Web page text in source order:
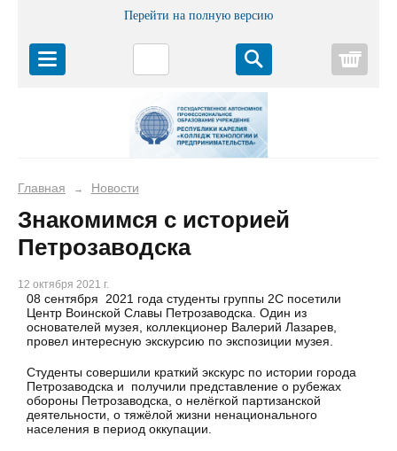
Перейти на полную версию
Главная → Новости
Знакомимся с историей
Петрозаводска
12 октября 2021 г.
08 сентября 2021 года студенты группы 2С посетили
Центр Воинской Славы Петрозаводска. Один из
основателей музея, коллекционер Валерий Лазарев,
провел интересную экскурсию по экспозиции музея.
Студенты совершили краткий экскурс по истории города
Петрозаводска и получили представление о рубежах
обороны Петрозаводска, о нелёгкой партизанской
деятельности, о тяжёлой жизни ненационального
населения в период оккупации.